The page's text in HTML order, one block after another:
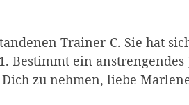
Trainer-C. Sie hat
Bestimmt ein anstrengendes
zu nehmen, liebe